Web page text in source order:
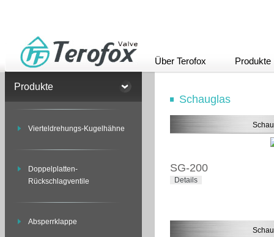
Über Terofox Produkte
Produkte
Vierteldrehungs-Kugelhähne
Doppelplatten-
Rückschlagventile
Absperrklappe
Schauglas
SG-200
Details